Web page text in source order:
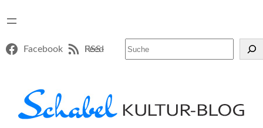
Facebook RSS-Feed